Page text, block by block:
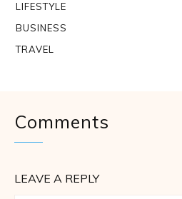
LIFESTYLE
BUSINESS
TRAVEL
Comments
LEAVE A REPLY